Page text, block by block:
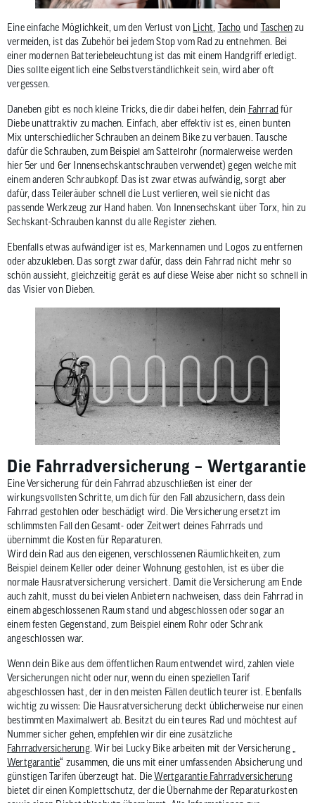
Eine einfache Möglichkeit, um den Verlust von Licht Tacho und Taschenzu
vermeiden, ist das Zubehör bei jedem Stop vom Rad zu entnehmen. Bei
einer modernen Batteriebeleuchtung ist das mit einem Handgriff erledigt.
Dies sollte eigentlich eine Selbstverständlichkeit sein, wird aber oft
vergessen.
Daneben gibt es noch kleine Tricks, die dir dabei helfen, dein Fahrrad für
Diebe unattraktiv zu machen. Einfach, aber effektiv ist es, einen bunten
Mix unterschiedlicher Schrauben an deinem Bike zu verbauen. Tausche
dafür die Schrauben, zum Beispiel am Sattelrohr (normalerweise werden
hier 5er und 6er Innensechskantschrauben verwendet) gegen welche mit
einem anderen Schraubkopf. Das ist zwar etwas aufwändig, sorgt aber
dafür, dass Teileräuber schnell die Lust verlieren, weil sie nicht das
passende Werkzeug zur Hand haben. Von Innensechskant über Torx, hin zu
Sechskant-Schrauben kannst du alle Register ziehen.
Ebenfalls etwas aufwändiger ist es, Markennamen und Logos zu entfernen
oder abzukleben. Das sorgt zwar dafür, dass dein Fahrrad nicht mehr so
schön aussieht, gleichzeitig gerät es auf diese Weise aber nicht so schnell in
das Visier von Dieben.
Die Fahrradversicherung – Wertgarantie
Eine Versicherung für dein Fahrrad abzuschließen ist einer der
wirkungsvollsten Schritte, um dich für den Fall abzusichern, dass dein
Fahrrad gestohlen oder beschädigt wird. Die Versicherung ersetzt im
schlimmsten Fall den Gesamt- oder Zeitwert deines Fahrrads und
übernimmt die Kosten für Reparaturen.
Wird dein Rad aus den eigenen, verschlossenen Räumlichkeiten, zum
Beispiel deinem Keller oder deiner Wohnung gestohlen, ist es über die
normale Hausratversicherung versichert. Damit die Versicherung am Ende
auch zahlt, musst du bei vielen Anbietern nachweisen, dass dein Fahrrad in
einem abgeschlossenen Raum stand und abgeschlossen oder sogar an
einem festen Gegenstand, zum Beispiel einem Rohr oder Schrank
angeschlossen war.
Wenn dein Bike aus dem öffentlichen Raum entwendet wird, zahlen viele
Versicherungen nicht oder nur, wenn du einen speziellen Tarif
abgeschlossen hast, der in den meisten Fällen deutlich teurer ist. Ebenfalls
wichtig zu wissen: Die Hausratversicherung deckt üblicherweise nur einen
bestimmten Maximalwert ab. Besitzt du ein teures Rad und möchtest auf
Nummer sicher gehen, empfehlen wir dir eine zusätzliche
Fahrradversicherung. Wir bei Lucky Bike arbeiten mit der Versicherung „
Wertgarantie“ zusammen, die uns mit einer umfassenden Absicherung und
günstigen Tarifen überzeugt hat. DieWertgarantie Fahrradversicherung
bietet dir einen Komplettschutz, der die Übernahme der Reparaturkosten